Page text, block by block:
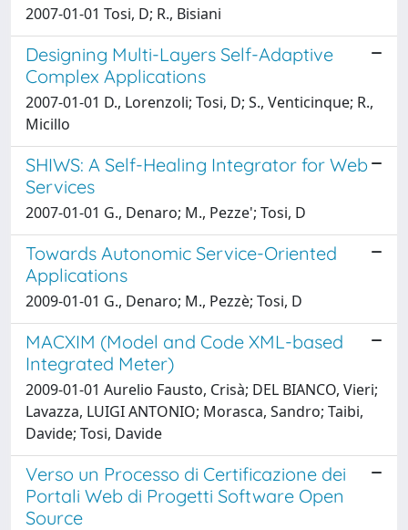
2007-01-01 Tosi, D; R., Bisiani
Designing Multi-Layers Self-Adaptive
Complex Applications
2007-01-01 D., Lorenzoli; Tosi, D; S., Venticinque; R.,
Micillo
SHIWS: A Self-Healing Integrator for Web
Services
2007-01-01 G., Denaro; M., Pezze'; Tosi, D
Towards Autonomic Service-Oriented
Applications
2009-01-01 G., Denaro; M., Pezzè; Tosi, D
MACXIM (Model and Code XML-based
Integrated Meter)
2009-01-01 Aurelio Fausto, Crisà; DEL BIANCO, Vieri;
Lavazza, LUIGI ANTONIO; Morasca, Sandro; Taibi,
Davide; Tosi, Davide
Verso un Processo di Certificazione dei
Portali Web di Progetti Software Open
Source